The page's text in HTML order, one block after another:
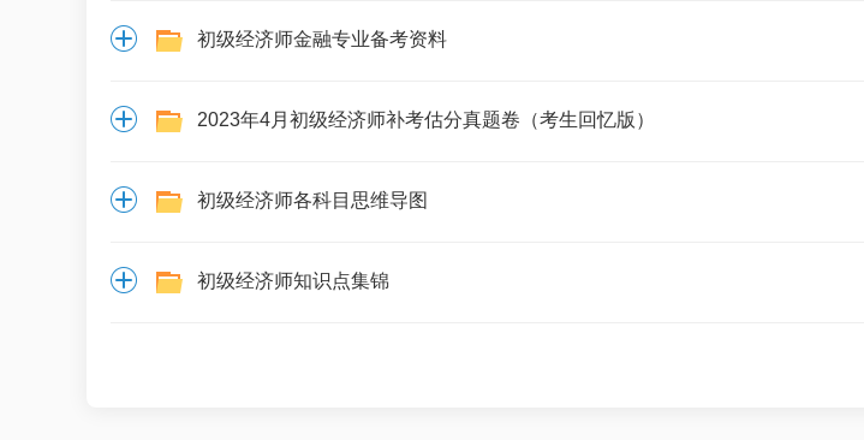
初级经济师金融专业备考资料
2023年4月初级经济师补考估分真题卷（考生回忆版）
初级经济师各科目思维导图
初级经济师知识点集锦
立即购买 ¥9.90